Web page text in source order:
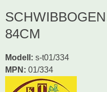
84CM
Modell : s-t01/334
MPN: 01/334